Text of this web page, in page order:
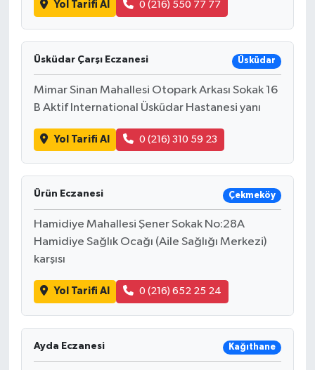
Yol Tarifi Al 0 (216) 550 77 77
Üsküdar Çarşı Eczanesi Üsküdar
Mimar Sinan Mahallesi Otopark Arkası Sokak 16
B Aktif International Üsküdar Hastanesi yanı
Yol Tarifi Al 0 (216) 310 59 23
Ürün Eczanesi Çekmeköy
Hamidiye Mahallesi Şener Sokak No:28A
Hamidiye Sağlık Ocağı (Aile Sağlığı Merkezi)
karşısı
Yol Tarifi Al 0 (216) 652 25 24
Ayda Eczanesi Kağıthane